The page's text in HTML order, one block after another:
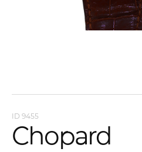
9455
Chopard